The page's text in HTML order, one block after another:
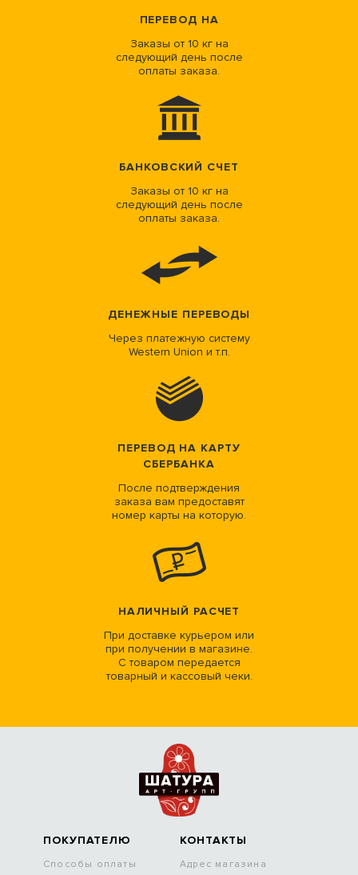
ПЕРЕВОД НА
Заказы от 10 кг на
следующий день после
оплаты заказа.
БАНКОВСКИЙ СЧЕТ
Заказы от 10 кг на
следующий день после
оплаты заказа.
ДЕНЕЖНЫЕ ПЕРЕВОДЫ
Через платежную систему
Western Union и т.п.
ПЕРЕВОД НА КАРТУ
СБЕРБАНКА
После подтверждения
заказа вам предоставят
номер карты на которую.
НАЛИЧНЫЙ РАСЧЕТ
При доставке курьером или
при получении в магазине.
С товаром передается
товарный и кассовый чеки.
ПОКУПАТЕЛЮ
Способы оплаты
КОНТАКТЫ
Адрес магазина